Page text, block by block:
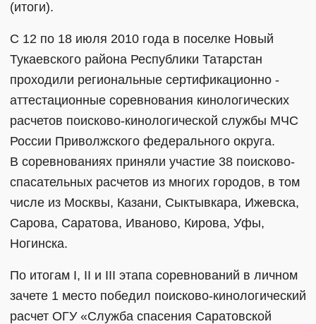
(итоги).
С 12 по 18 июля 2010 года в поселке Новый
Тукаевского района Республики Татарстан
проходили региональные сертификационно -
аттестационные соревнования кинологических
расчетов поисково-кинологической службы МЧС
России Приволжского федерального округа.
В соревнованиях приняли участие 38 поисково-
спасательных расчетов из многих городов, в том
числе из Москвы, Казани, Сыктывкара, Ижевска,
Сарова, Саратова, Иваново, Кирова, Уфы,
Ногинска.
По итогам I, II и III этапа соревнований в личном
зачете 1 место победил поисково-кинологический
расчет ОГУ «Служба спасения Саратовской